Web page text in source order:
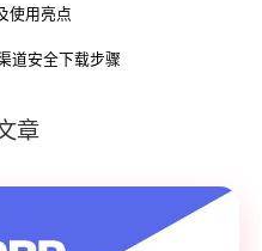
使用亮点
道安全下载步骤
章